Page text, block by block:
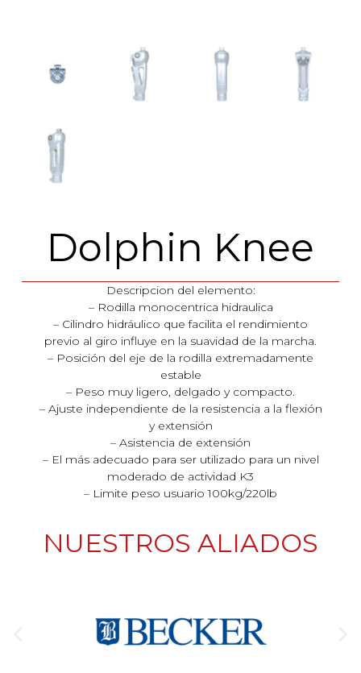
Dolphin Knee
Descripcion del elemento:
– Rodilla monocentrica hidraulica
– Cilindro hidráulico que facilita el rendimiento
previo al giro influye en la suavidad de la marcha.
– Posición del eje de la rodilla extremadamente
estable
– Peso muy ligero, delgado y compacto.
– Ajuste independiente de la resistencia a la flexión
y extensión
– Asistencia de extensión
– El más adecuado para ser utilizado para un nivel
moderado de actividad K3
– Limite peso usuario 100kg/220lb
NUESTROS ALIADOS